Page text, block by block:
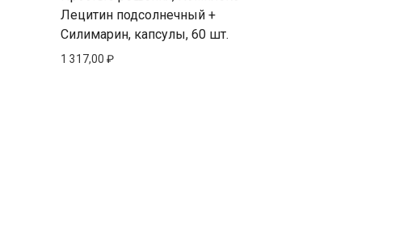
Лецитин подсолнечный +
Силимарин, капсулы, 60 шт.
1 317,00 ₽